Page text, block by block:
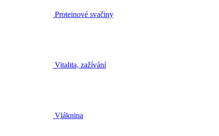
Proteinové svačiny
Vitalita, zažívání
Vláknina